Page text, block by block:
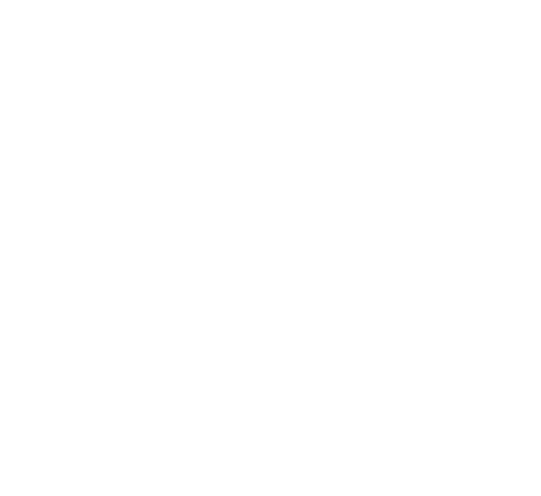
choque ante el Bayer Leverkusen
y se refleje en el campo"
podemos tirar para delante y trabajamos con ilusión
de Juanlu
del Granada CF
de 420 millones por el club
el ataque nervionense
de un inválido Consejo
antes del cierre